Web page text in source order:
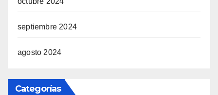
septiembre 2024
agosto 2024
Categorías